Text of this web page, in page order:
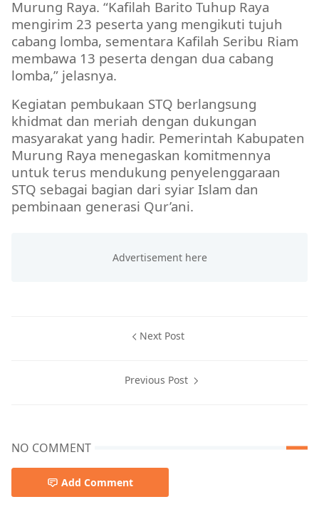
Murung Raya. “Kafilah Barito Tuhup Raya
mengirim 23 peserta yang mengikuti tujuh
cabang lomba, sementara Kafilah Seribu Riam
membawa 13 peserta dengan dua cabang
lomba,” jelasnya.
Kegiatan pembukaan STQ berlangsung
khidmat dan meriah dengan dukungan
masyarakat yang hadir. Pemerintah Kabupaten
Murung Raya menegaskan komitmennya
untuk terus mendukung penyelenggaraan
STQ sebagai bagian dari syiar Islam dan
pembinaan generasi Qur’ani.
Next Post
Previous Post
NO COMMENT
Add Comment